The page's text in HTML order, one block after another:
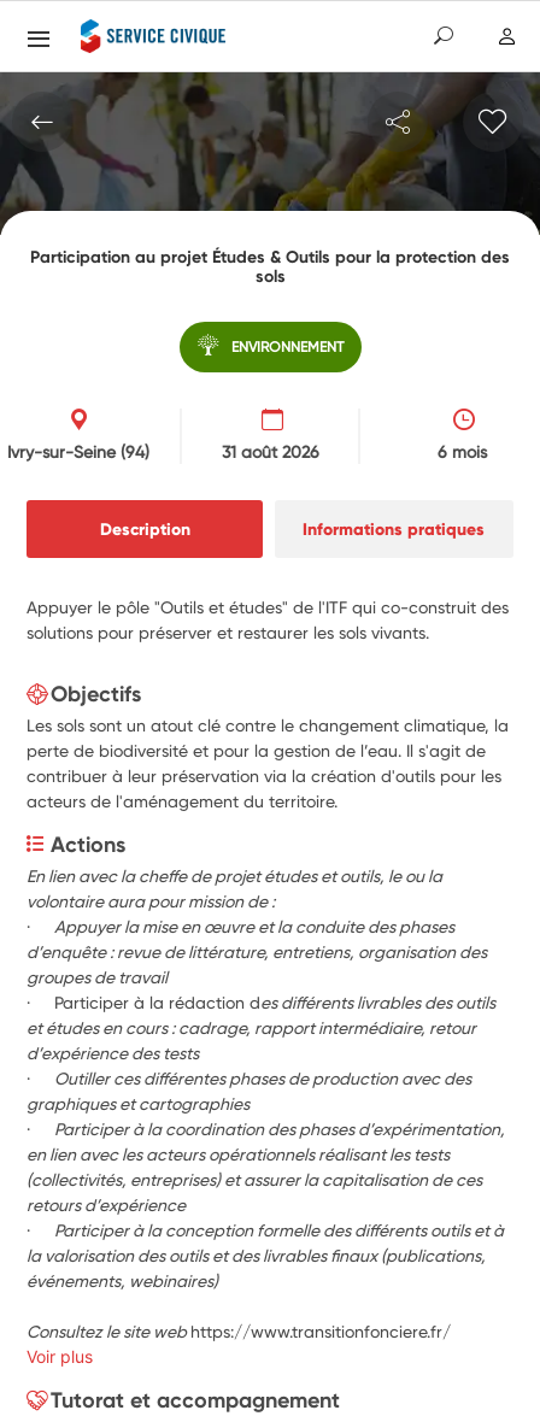
Participation au projet Études & Outils pour la protection des
sols
ENVIRONNEMENT
Ivry-sur-Seine(94) 31 août 2026 6 mois
Description Informations pratiques
Appuyer le pôle "Outils et études" de l'ITF qui co-construit des
solutions pour préserver et restaurer les sols vivants.
Objectifs
Les sols sont un atout clé contre le changement climatique, la
perte de biodiversité et pour la gestion de l’eau. Il s'agit de
contribuer à leur préservation via la création d'outils pour les
acteurs de l'aménagement du territoire.
Actions
En lien avec la cheffe de projet études et outils, le ou la
volontaire aura pour mission de :
· Appuyer la mise en œuvre et la conduite des phases
d’enquête : revue de littérature, entretiens, organisation des
groupes de travail
·     Participer à la rédaction des différents livrables des outils
et études en cours : cadrage, rapport intermédiaire, retour
d’expérience des tests
· Outiller ces différentes phases de production avec des
graphiques et cartographies
· Participer à la coordination des phases d’expérimentation,
en lien avec les acteurs opérationnels réalisant les tests
(collectivités, entreprises) et assurer la capitalisation de ces
retours d’expérience
· Participer à la conception formelle des différents outils et à
la valorisation des outils et des livrables finaux (publications,
événements, webinaires)
Consultez le site web https://www.transitionfonciere.fr/
Voir plus
Tutorat et accompagnement